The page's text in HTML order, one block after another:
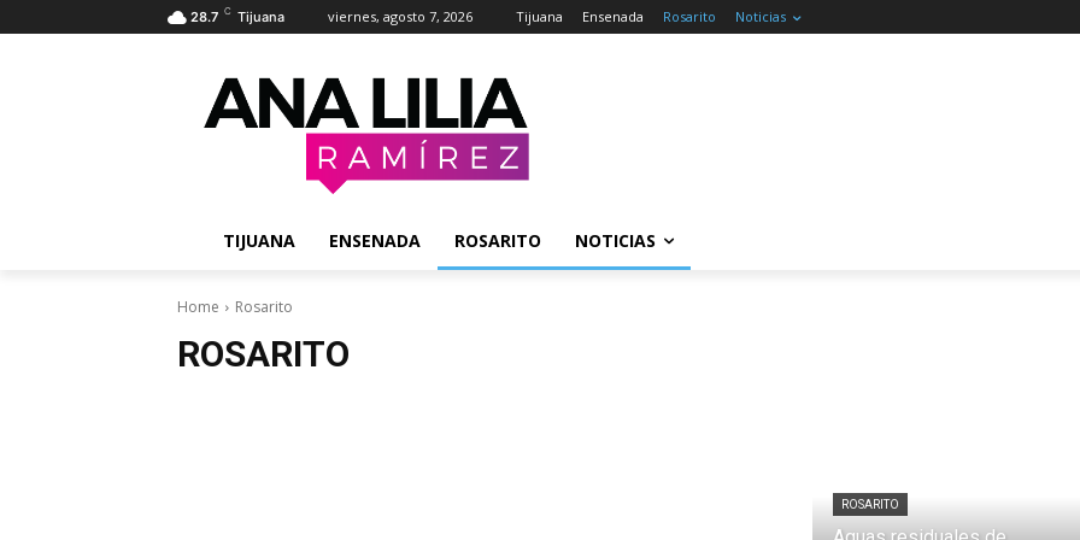
28.7 C Tijuana viernes, agosto 7, 2026 Tijuana Ensenada Rosarito Noticias
TIJUANA ENSENADA ROSARITO NOTICIAS
Home Rosarito
ROSARITO
ROSARITO